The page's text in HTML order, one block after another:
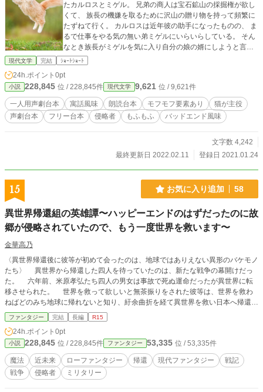
たカルロスとミゲル。 兄弟の商人は宝石鉱山の採掘権が欲し
くて、 族長の機嫌を取るために沢山の贈り物を持って頻繁に
たずねて行く。 カルロスは近年彼の助手になったものの、 ま
るで仕事をやる気の無い弟ミゲルにいらいらしている。 そん
なとき族長がミゲルを気に入り自分の娘の婿にしようと言い
出す。 族長と親戚になれば採掘権がもらえるに違いないと思
めてしまう。
現代文学 完結 ｼｮｰﾄｼｮｰﾄ
24h.ポイント 0pt
小説 228,845 位 / 228,845件 現代文学 9,621 位 / 9,621件
一人用声劇台本 寓話風味 朗読台本 モフモフ要素あり
猫が主役
声劇台本
フリー台本 侵略者 もふもふ バッドエンド風味
文字数 4,242
最終更新日 2022.02.11
登録日 2021.01.24
15 お気に入り追加 58
異世界帰還組の英雄譚〜ハッピーエンドのはずだったのに故
郷が侵略されていたので、もう一度世界を救います〜
金華高乃
〈異世界帰還後に彼等が初めて会ったのは、地球ではありえない異形のバケモノ
たち〉 異世界から帰還した四人を待っていたのは、新たな戦争の幕開けだっ
た。 六年前、米原孝弘たち四人の男女は事故で死ぬ運命だったが異世界に転
移させられた。 世界を救って欲しいと無茶振りをされた彼等は、世界を救わ
ねばどのみち地球に帰れないと知り、紆余曲折を経て異世界を救い日本へ帰還し
た。 これからは日常。ハッピーエンドの後日談を迎える……、はずだった。
しかし。 彼等の前に広がっていたのは凄惨な光景。日本は、世界は、異世
界からの侵略者と戦争を繰り広げていた。 彼等は故郷を救うことが出来るの
か。 血と硝煙。数々の苦難と絶望があろうとも、ハッピーエンドがその先に
あると信じて、四人は戦いに身を投じる。
ファンタジー 完結 長編 R15
24h.ポイント 0pt
小説 228,845 位 / 228,845件 ファンタジー 53,335 位 / 53,335件
魔法 近未来 ローファンタジー 帰還 現代ファンタジー
戦記
戦争
侵略者 ミリタリー